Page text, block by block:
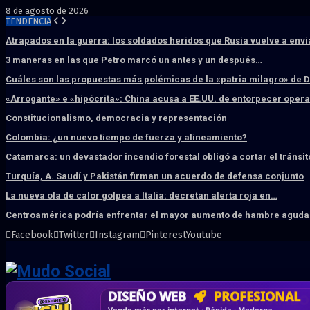
8 de agosto de 2026
TENDENCIA
Atrapados en la guerra: los soldados heridos que Rusia vuelve a
3 maneras en las que Petro marcó un antes y un después…
Cuáles son las propuestas más polémicas de la «patria milagro» de
«Arrogante» e «hipócrita»: China acusa a EE.UU. de entorpecer
Constitucionalismo, democracia y representación
Colombia: ¿un nuevo tiempo de fuerza y alineamiento?
Catamarca: un devastador incendio forestal obligó a cortar el
Turquía, A. Saudí y Pakistán firman un acuerdo de defensa conjunto
La nueva ola de calor golpea a Italia: decretan alerta roja en…
Centroamérica podría enfrentar el mayor aumento de hambre
Facebook Twitter Instagram PinterestYoutube
HOSTING SSD SÚPER RÁPIDO
DISEÑO WEB PROFESIONAL
CRM & DASHBOARD A MEDIDA
CORREO CORPORATIVO